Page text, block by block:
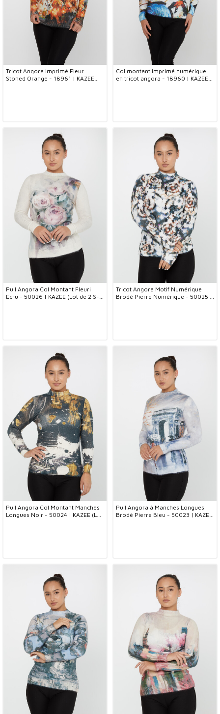
Tricot Angora Imprimé Fleur
Stoned Orange - 18961 | KAZEE
Col montant imprimé numérique
en tricot angora - 18960 | KAZEE
Pull Angora Col Montant Fleuri
Ecru - 50026 | KAZEE (Lot de 2 S-
Tricot Angora Motif Numérique
Brodé Pierre Numérique - 50025 |
Pull Angora Col Montant Manches
Longues Noir - 50024 | KAZEE (Lot
Pull Angora à Manches Longues
Brodé Pierre Bleu - 50023 | KAZEE